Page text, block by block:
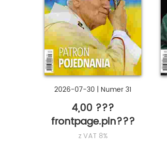
2026-07-30 | Numer 31
4,00 ???
frontpage.pln???
z VAT 8%